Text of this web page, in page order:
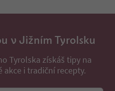
v Jižním Tyrolsku
Tyrolska získáš tipy na
akce i tradiční recepty.